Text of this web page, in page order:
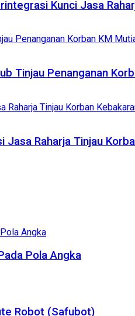
Kunci Jasa
Tinjau Penanganan
Jasa Raharja Tinjau
Pola Angka
Robot (Safubot)